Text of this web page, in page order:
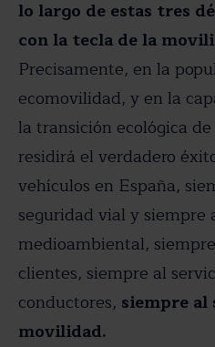
lo largo de estas tres
con la tecla de la
Precisamente, en la
ecomovilidad, y en la
la transición ecológica
residirá el verdadero
vehículos en España,
seguridad vial y siempre
medioambiental,
clientes, siempre al
conductores, siempre al
movilidad.